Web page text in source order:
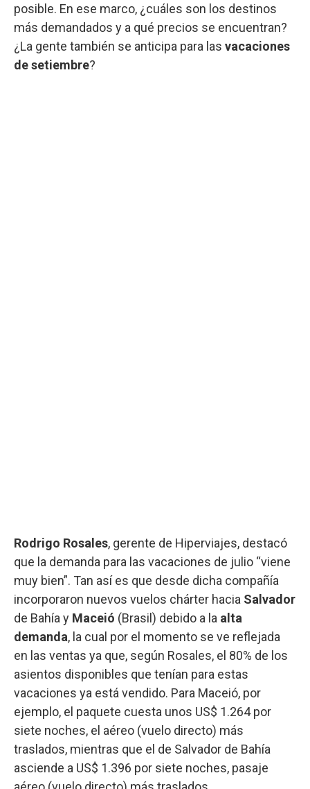
posible. En ese marco, ¿cuáles son los destinos
más demandados y a qué precios se encuentran?
¿La gente también se anticipa para las vacaciones
de setiembre?
Rodrigo Rosales, gerente de Hiperviajes, destacó
que la demanda para las vacaciones de julio “viene
muy bien”. Tan así es que desde dicha compañía
incorporaron nuevos vuelos chárter hacia Salvador
de Bahía y Maceió (Brasil) debido a la alta
demanda, la cual por el momento se ve reflejada
en las ventas ya que, según Rosales, el 80% de los
asientos disponibles que tenían para estas
vacaciones ya está vendido. Para Maceió, por
ejemplo, el paquete cuesta unos US$ 1.264 por
siete noches, el aéreo (vuelo directo) más
traslados, mientras que el de Salvador de Bahía
asciende a US$ 1.396 por siete noches, pasaje